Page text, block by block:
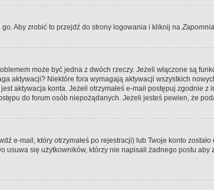
Aby zrobić to przejdź do strony logowania i kliknij na
może być jedna z dwóch rzeczy. Jeżeli włączone są
aktywacji? Niektóre fora wymagają aktywacji wszystkich
aktywacja konta. Jeżeli otrzymałeś e-mail postępuj zgodnie
do forum osób niepożądanych. Jeżeli jesteś pewien, że
e-mail, który otrzymałeś po rejestracji) lub Twoje konto
się użytkowników, którzy nie napisali żadnego postu